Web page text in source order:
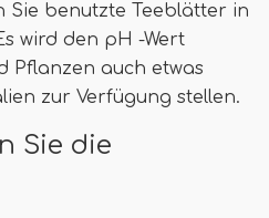
Sie benutzte Teeblätter in
wird den pH -Wert
Pflanzen auch etwas
zur Verfügung stellen.
Sie die